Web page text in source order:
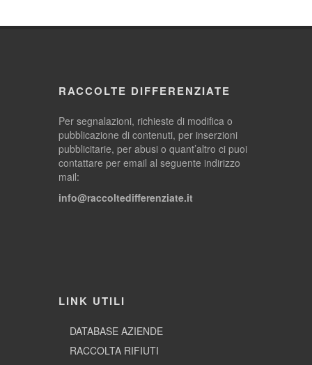
RACCOLTE DIFFERENZIATE
Per segnalazioni, richieste di modifica o
pubblicazione di contenuti, per inserzioni
pubblicitarie, per abusi o quant’altro ci puoi
contattare per email al seguente indirizzo
mail:
info@raccoltedifferenziate.it
LINK UTILI
DATABASE AZIENDE
RACCOLTA RIFIUTI